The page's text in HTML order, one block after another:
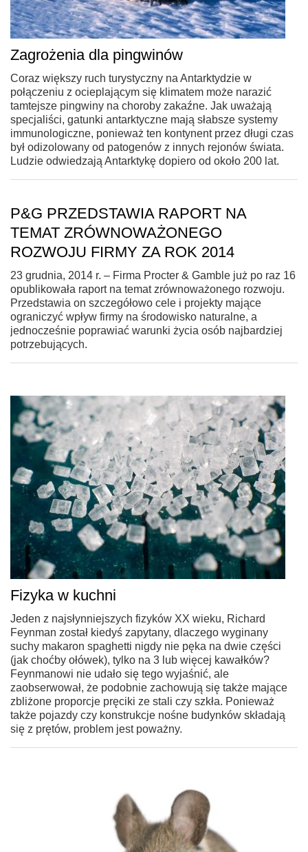
Zagrożenia dla pingwinów
Coraz większy ruch turystyczny na Antarktydzie w
połączeniu z ocieplającym się klimatem może narazić
tamtejsze pingwiny na choroby zakaźne. Jak uważają
specjaliści, gatunki antarktyczne mają słabsze systemy
immunologiczne, ponieważ ten kontynent przez długi czas
był odizolowany od patogenów z innych rejonów świata.
Ludzie odwiedzają Antarktykę dopiero od około 200 lat.
P&G PRZEDSTAWIA RAPORT NA
TEMAT ZRÓWNOWAŻONEGO
ROZWOJU FIRMY ZA ROK 2014
23 grudnia, 2014 r. – Firma Procter & Gamble już po raz 16
opublikowała raport na temat zrównoważonego rozwoju.
Przedstawia on szczegółowo cele i projekty mające
ograniczyć wpływ firmy na środowisko naturalne, a
jednocześnie poprawiać warunki życia osób najbardziej
potrzebujących.
Fizyka w kuchni
Jeden z najsłynniejszych fizyków XX wieku, Richard
Feynman został kiedyś zapytany, dlaczego wyginany
suchy makaron spaghetti nigdy nie pęka na dwie części
(jak choćby ołówek), tylko na 3 lub więcej kawałków?
Feynmanowi nie udało się tego wyjaśnić, ale
zaobserwował, że podobnie zachowują się także mające
zbliżone proporcje pręciki ze stali czy szkła. Ponieważ
także pojazdy czy konstrukcje nośne budynków składają
się z prętów, problem jest poważny.